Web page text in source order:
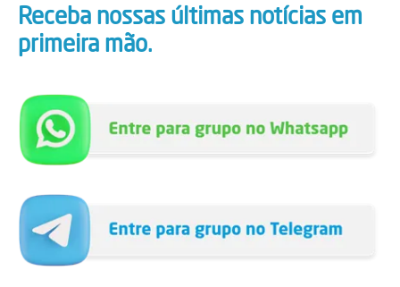
Receba nossas últimas notícias em
primeira mão.